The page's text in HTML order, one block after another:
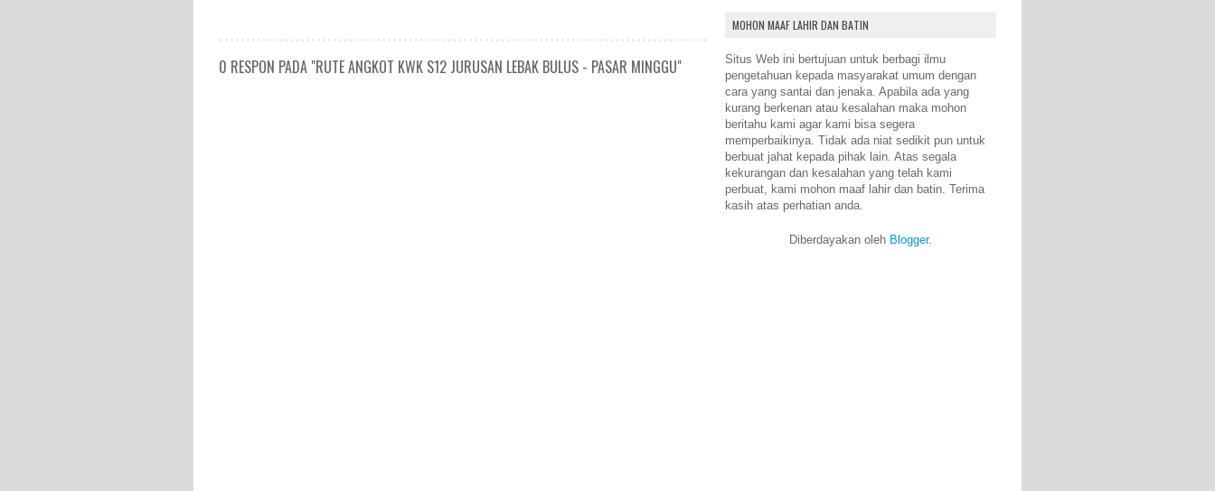
0 RESPON PADA "RUTE ANGKOT KWK S12 JURUSAN LEBAK BULUS - PASAR MINGGU"
MOHON MAAF LAHIR DAN BATIN
Situs Web ini bertujuan untuk berbagi ilmu
pengetahuan kepada masyarakat umum dengan
cara yang santai dan jenaka. Apabila ada yang
kurang berkenan atau kesalahan maka mohon
beritahu kami agar kami bisa segera
memperbaikinya. Tidak ada niat sedikit pun untuk
berbuat jahat kepada pihak lain. Atas segala
kekurangan dan kesalahan yang telah kami
perbuat, kami mohon maaf lahir dan batin. Terima
kasih atas perhatian anda.
Diberdayakan oleh Blogger.